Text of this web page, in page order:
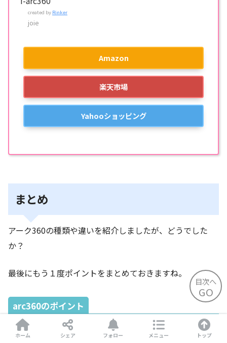
目次へ
GO
created by Rinker
joie
Amazon
楽天市場
Yahooショッピング
まとめ
アーク360の種類や違いを紹介しましたが、どうでした
か？
最後にもう１度ポイントをまとめておきますね。
arc360のポイント
arc360は帆なし。基本モデルでお財布にも優しい
ホーム シェア フォロー メニュー トップ